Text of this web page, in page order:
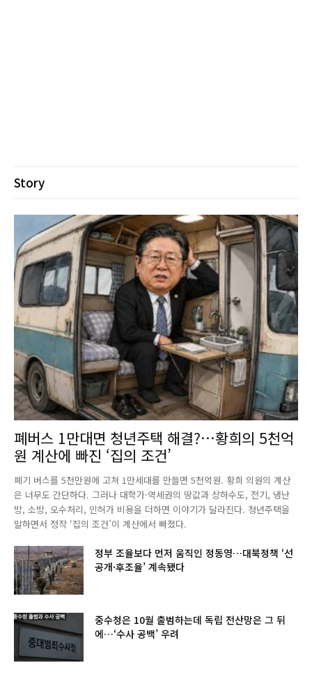
Story
폐버스 1만대면 청년주택 해결?…황희의 5천억
원 계산에 빠진 ‘집의 조건’
폐기 버스를 5천만원에 고쳐 1만세대를 만들면 5천억원. 황희 의원의 계산
은 너무도 간단하다. 그러나 대학가·역세권의 땅값과 상하수도, 전기, 냉난
방, 소방, 오수처리, 인허가 비용을 더하면 이야기가 달라진다. 청년주택을
말하면서 정작 ‘집의 조건’이 계산에서 빠졌다.
정부 조율보다 먼저 움직인 정동영…대북정책 ‘선
공개·후조율’ 계속됐다
중수청은 10월 출범하는데 독립 전산망은 그 뒤
에…‘수사 공백’ 우려